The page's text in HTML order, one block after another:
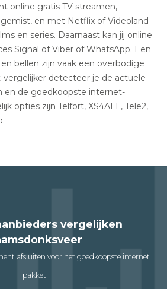
online gratis TV streamen,
en met Netflix of Videoland
en series. Daarnaast kan jij online
Signal of Viber of WhatsApp. Een
bellen zijn vaak een overbodige
vergelijker detecteer je de actuele
en de goedkoopste internet-
opties zijn Telfort, XS4ALL, Tele2,
vergelijken
afsluiten voor het goedkoopste internet
pakket